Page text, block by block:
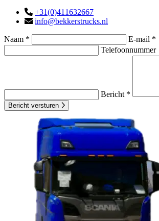
+31(0)411632667
info@bekkerstrucks.nl
Naam *
E-mail *
Telefoonnummer
Bericht *
Bericht versturen